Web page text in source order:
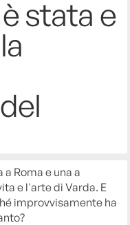
stata e
Roma e una a
e l'arte di Varda. E
improvvisamente ha